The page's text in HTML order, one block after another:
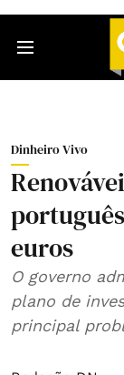
Dinheiro Vivo
euros
O governo
plano de
principal